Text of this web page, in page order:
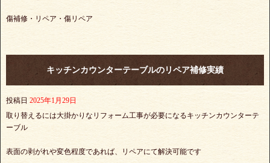
傷補修・リペア・傷リペア
キッチンカウンターテーブルのリペア補修実績
投稿日 2025年1月29日
取り替えるには大掛かりなリフォーム工事が必要になるキッチンカウンターテ
ーブル
表面の剥がれや変色程度であれば、リペアにて解決可能です